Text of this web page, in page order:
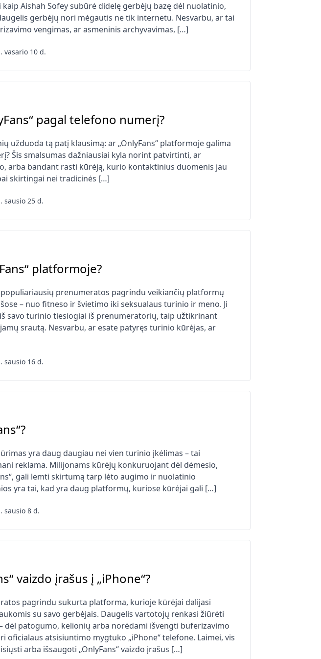
Aishah Sofey subūrė didelę gerbėjų bazę dėl nuolatinio,
gerbėjų nori mėgautis ne tik internetu. Nesvarbu, ar tai
vengimas, ar asmeninis archyvavimas, […]
vasario 10 d.
pagal telefono numerį?
užduoda tą patį klausimą: ar „OnlyFans“ platformoje galima
Šis smalsumas dažniausiai kyla norint patvirtinti, ar
arba bandant rasti kūrėją, kurio kontaktinius duomenis jau
skirtingai nei tradicinės […]
sausio 25 d.
platformoje?
populiariausių prenumeratos pagrindu veikiančių platformų
– nuo ​​fitneso ir švietimo iki seksualaus turinio ir meno. Ji
savo turinio tiesiogiai iš prenumeratorių, taip užtikrinant
srautą. Nesvarbu, ar esate patyręs turinio kūrėjas, ar
sausio 16 d.
yra daug daugiau nei vien turinio įkėlimas – tai
reklama. Milijonams kūrėjų konkuruojant dėl ​​dėmesio,
gali lemti skirtumą tarp lėto augimo ir nuolatinio
yra tai, kad yra daug platformų, kuriose kūrėjai gali […]
sausio 8 d.
vaizdo įrašus į „iPhone“?
pagrindu sukurta platforma, kurioje kūrėjai dalijasi
su savo gerbėjais. Daugelis vartotojų renkasi žiūrėti
patogumo, kelionių arba norėdami išvengti buferizavimo
oficialaus atsisiuntimo mygtuko „iPhone“ telefone. Laimei, vis
arba išsaugoti „OnlyFans“ vaizdo įrašus […]